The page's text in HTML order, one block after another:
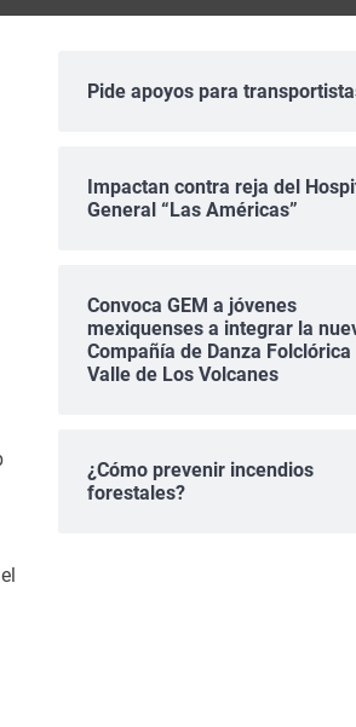
Pide apoyos para
Impactan contra reja del
General “Las Américas”
Convoca GEM a jóvenes
mexiquenses a integrar la
Compañía de Danza Folclórica
Valle de Los Volcanes
¿Cómo prevenir incendios
forestales?